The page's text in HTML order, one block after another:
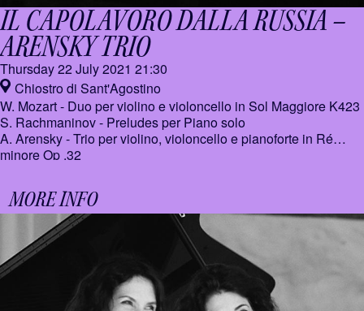
IL CAPOLAVORO DALLA RUSSIA –
ARENSKY TRIO
Thursday 22 July 2021 21:30
Chiostro di Sant'Agostino
W. Mozart - Duo per violino e violoncello in Sol Maggiore K423
S. Rachmaninov - Preludes per Piano solo
A. Arensky - Trio per violino, violoncello e pianoforte in Ré
minore Op .32
MORE INFO